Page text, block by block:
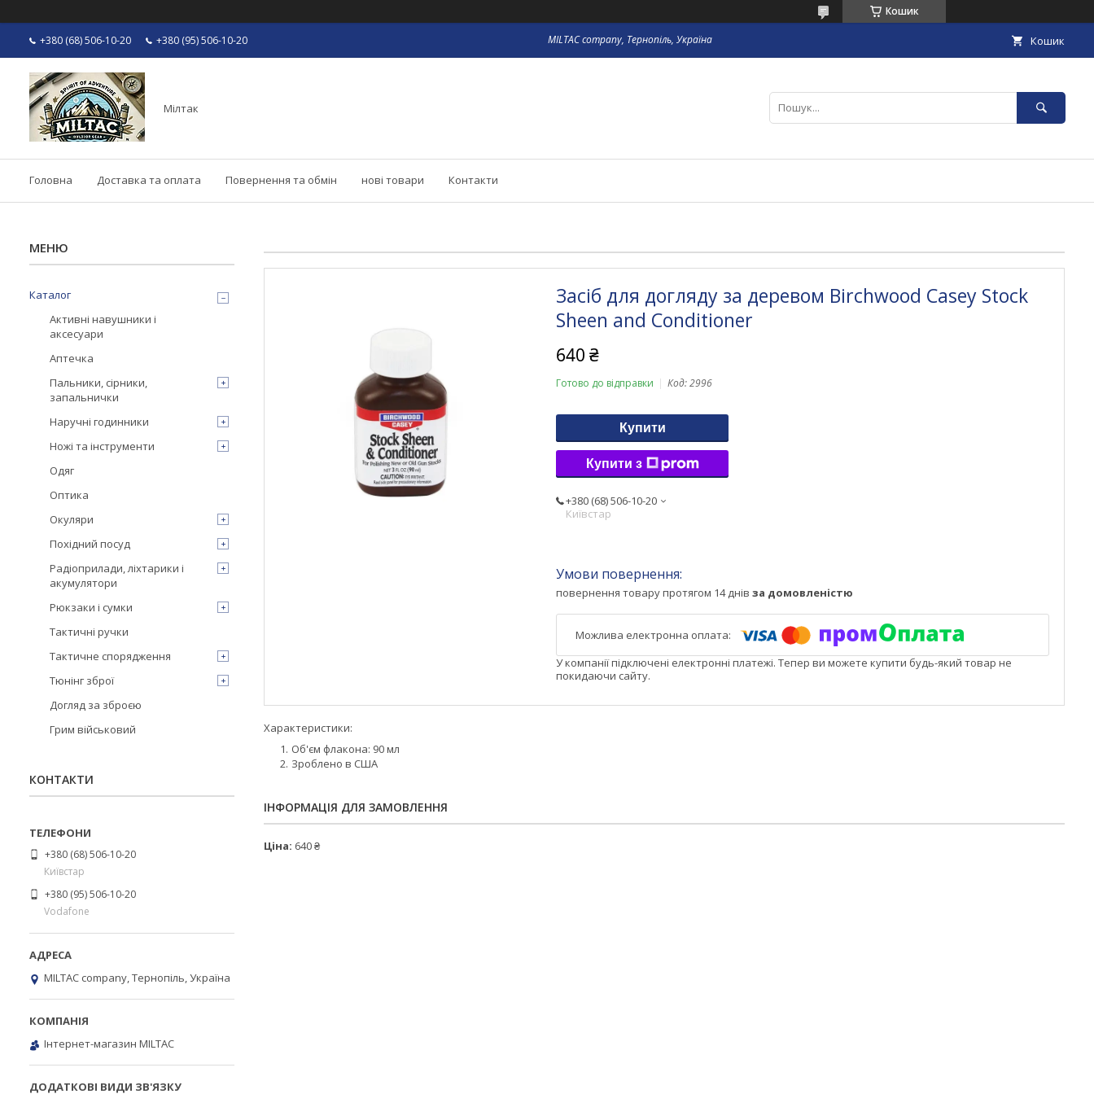
Кошик
+380 (68) 506-10-20 +380 (95) 506-10-20 MILTAC company, Тернопіль, Україна Кошик
Мілтак
Головна Доставка та оплата Повернення та обмін нові товари Контакти
Засіб для догляду за деревом Birchwood Casey Stock
Sheen and Conditioner
640 ₴
Готово до відправки Код:2996
Купити
Купити з
+380 (68) 506-10-20
Київстар
повернення товару протягом 14 днів за домовленістю
У компанії підключені електронні платежі. Тепер ви можете купити будь-який товар не
покидаючи сайту.
Характеристики:
Об'єм флакона: 90 мл
Зроблено в США
ІНФОРМАЦІЯ ДЛЯ ЗАМОВЛЕННЯ
Ціна: 640 ₴
Каталог
Активні навушники і
аксесуари
Аптечка
Пальники, сірники,
запальнички
Наручні годинники
Ножі та інструменти
Одяг
Оптика
Окуляри
Похідний посуд
Радіоприлади, ліхтарики і
акумулятори
Рюкзаки і сумки
Тактичні ручки
Тактичне спорядження
Тюнінг зброї
Догляд за зброєю
Грим військовий
КОНТАКТИ
+380 (68) 506-10-20
Київстар
+380 (95) 506-10-20
Vodafone
MILTAC company, Тернопіль, Україна
Інтернет-магазин MILTAC